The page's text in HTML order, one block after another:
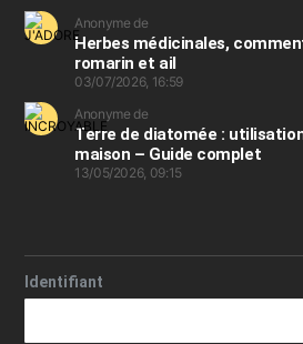
Anonyme de
Herbes médicinales,
romarin et ail
03/07/2026, 16:59
Anonyme de
Terre de diatomée :
maison – Guide complet
13/05/2026, 09:15
Identifiant